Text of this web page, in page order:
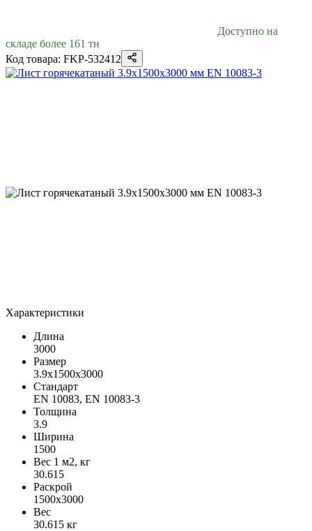
Доступно на
складе более 161 тн
Код товара: FKP-532412
Характеристики
Длина
3000
Размер
3.9х1500х3000
Стандарт
EN 10083, EN 10083-3
Толщина
3.9
Ширина
1500
Вес 1 м2, кг
30.615
Раскрой
1500х3000
Вес
30.615 кг